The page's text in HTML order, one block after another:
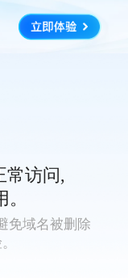
常访问,
免域名被删除